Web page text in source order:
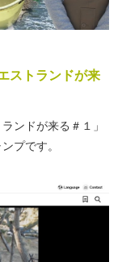
ストランドが来
ンドが来る＃１」
プです。